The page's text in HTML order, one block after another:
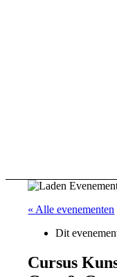
« Alle evenementen
Dit
Cursus